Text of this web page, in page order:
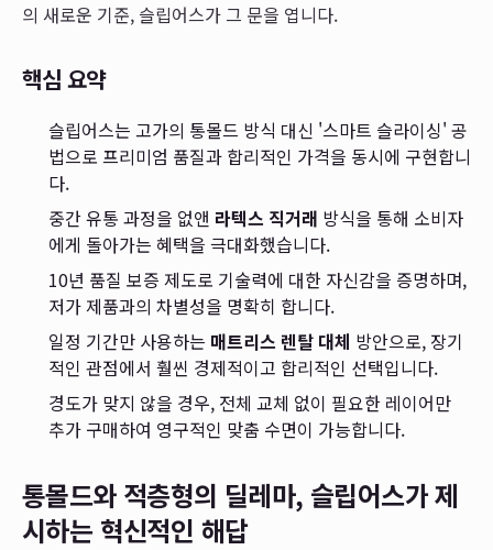
의 새로운 기준, 슬립어스가 그 문을 엽니다.
핵심 요약
슬립어스는 고가의 통몰드 방식 대신 '스마트 슬라이싱' 공
법으로 프리미엄 품질과 합리적인 가격을 동시에 구현합니
다.
중간 유통 과정을 없앤 라텍스 직거래 방식을 통해 소비자
에게 돌아가는 혜택을 극대화했습니다.
10년 품질 보증 제도로 기술력에 대한 자신감을 증명하며,
저가 제품과의 차별성을 명확히 합니다.
일정 기간만 사용하는 매트리스 렌탈 대체 방안으로, 장기
적인 관점에서 훨씬 경제적이고 합리적인 선택입니다.
경도가 맞지 않을 경우, 전체 교체 없이 필요한 레이어만
추가 구매하여 영구적인 맞춤 수면이 가능합니다.
통몰드와 적층형의 딜레마, 슬립어스가 제
시하는 혁신적인 해답